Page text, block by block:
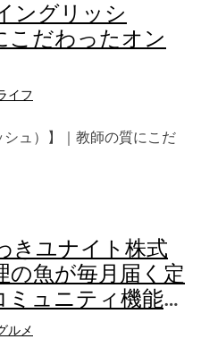
ングリッシ
こだわったオン
イフ
シュ）】｜教師の質にこだ
きユナイト株式
の魚が毎月届く定
ュニティ機能付
ルメ